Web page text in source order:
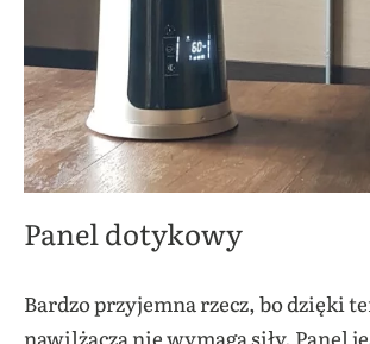
Panel dotykowy
Bardzo przyjemna rzecz, bo dzięki
nawilżacza nie wymaga siły. Panel